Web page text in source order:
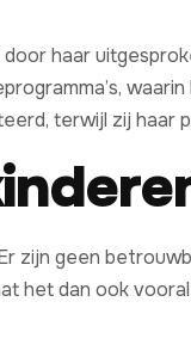
haar
terwijl zij haar
zijn geen
het dan ook